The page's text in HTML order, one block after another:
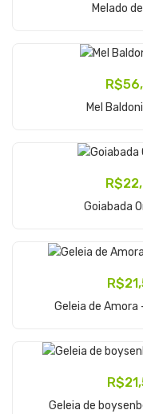
Melado
R$
Mel
R$
Goiabada
R$
Geleia de Amora
R$
Geleia de